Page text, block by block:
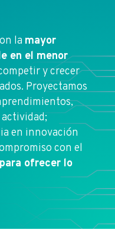
la mayor
en el menor
y crecer
Proyectamos
en innovación
con el
ofrecer lo